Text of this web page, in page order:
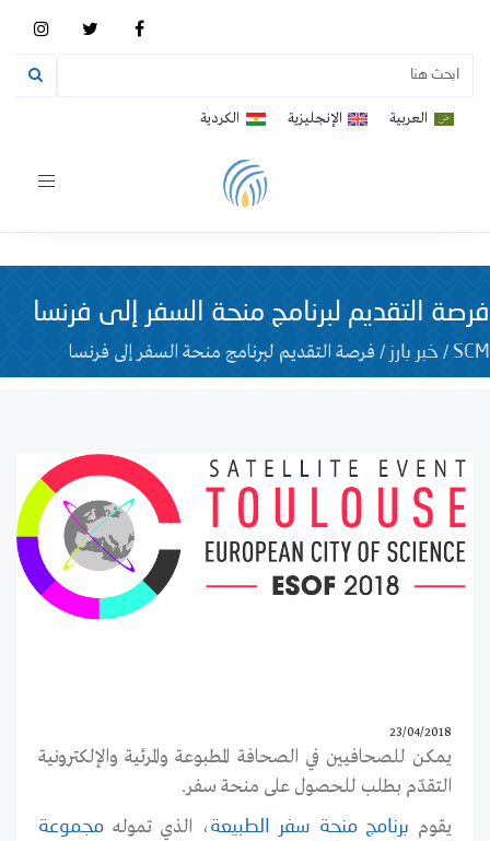
العربية الإنجليزية الكردية
Toggle
فرصة التقديم لبرنامج منحة السفر إلى فرنسا
SCM
/ خبر بارز / فرصة التقديم لبرنامج منحة السفر إلى فرنسا
23/04/2018
يمكن للصحافيين في الصحافة المطبوعة والمرئية والإلكترونية
التقدّم بطلب للحصول على منحة سفر.
يقوم برنامج منحة سفر الطبيعة ، الذي تموله مجموعة